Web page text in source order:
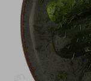
Каталог товаров
Специально для вас